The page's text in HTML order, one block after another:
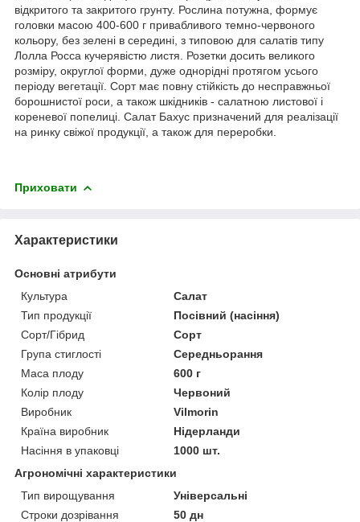
відкритого та закритого грунту. Рослина потужна, формує
головки масою 400-600 г привабливого темно-червоного
кольору, без зелені в середині, з типовою для салатів типу
Лолла Росса кучерявістю листя. Розетки досить великого
розміру, округлої форми, дуже однорідні протягом усього
періоду вегетації. Сорт має повну стійкість до несправжньої
борошнистої роси, а також шкідників - салатною листової і
кореневої попелиці. Салат Бахус призначений для реалізації
на ринку свіжої продукції, а також для переробки.
Приховати
Характеристики
Основні атрибути
Культура
Салат
Тип продукції
Посівний (насіння)
Сорт/Гібрид
Сорт
Група стиглості
Середньорання
Маса плоду
600 г
Колір плоду
Червоний
Виробник
Vilmorin
Країна виробник
Нідерланди
Насіння в упаковці
1000 шт.
Агрономічні характеристики
Тип вирощування
Універсальні
Строки дозрівання
50 дн